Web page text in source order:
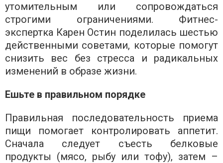
утомительным или сопровождаться
строгими ограничениями. Фитнес-
экспертка Карен Остин поделилась шестью
действенными советами, которые помогут
снизить вес без стресса и радикальных
изменений в образе жизни.
Ешьте в правильном порядке
Правильная последовательность приема
пищи помогает контролировать аппетит.
Сначала следует съесть белковые
продукты (мясо, рыбу или тофу), затем –